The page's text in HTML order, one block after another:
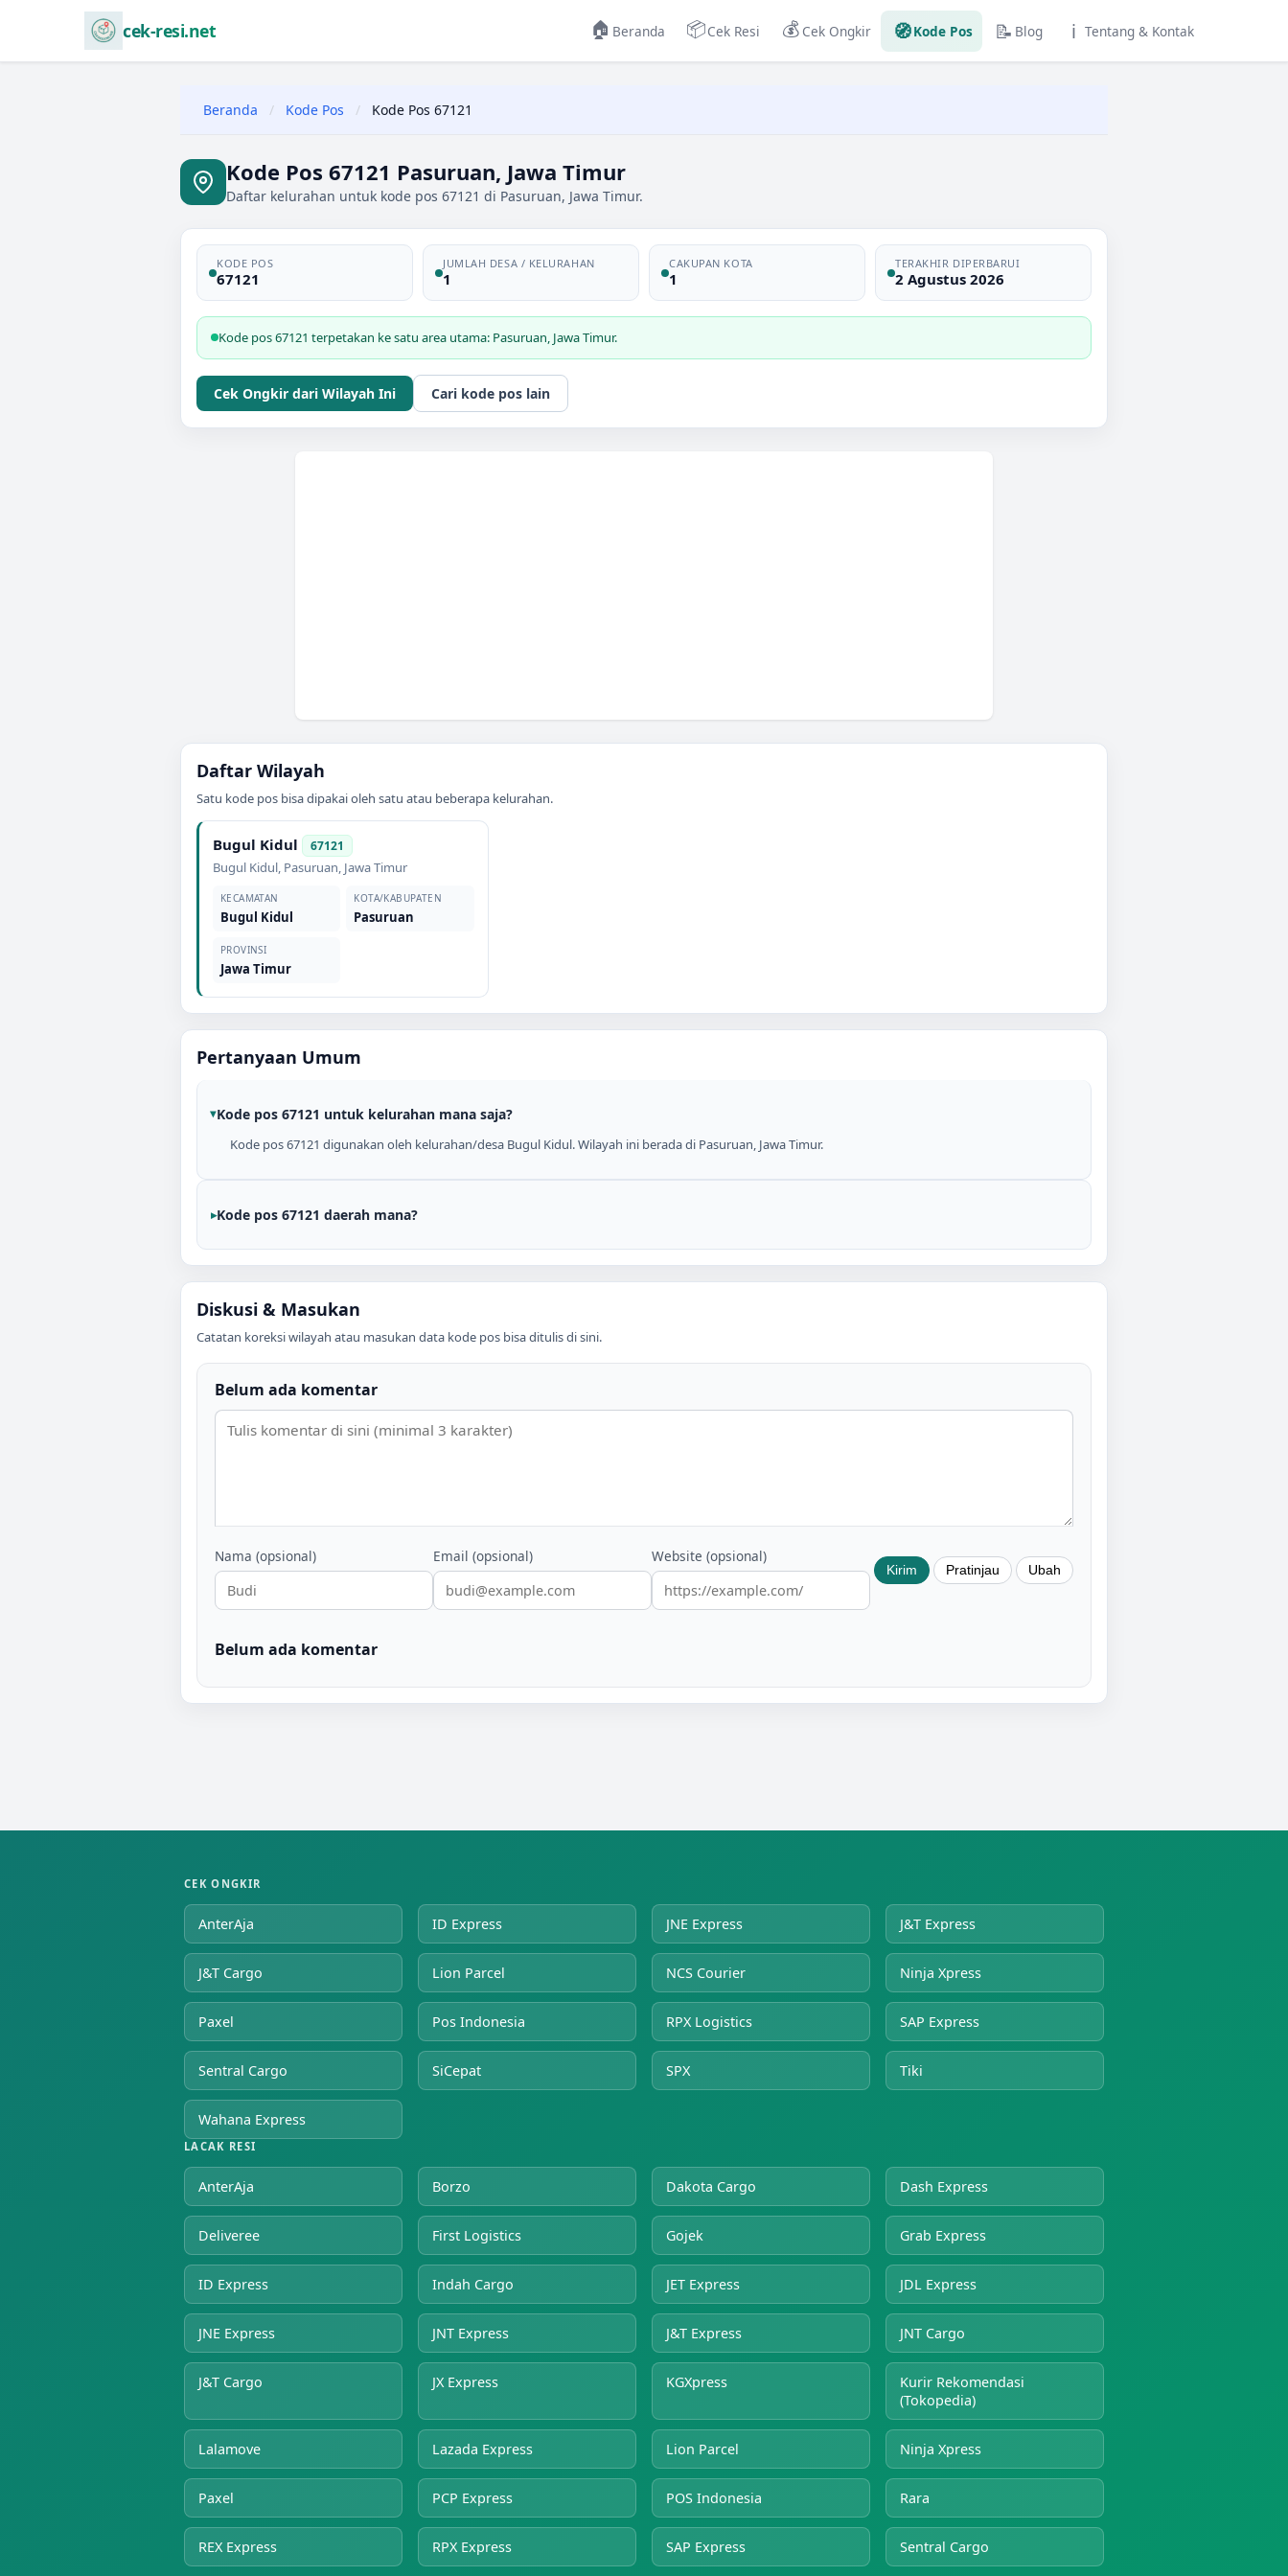
cek-resi.net 🏠 Beranda 📦Cek Resi 💰 Cek Ongkir 🧭Kode Pos 📝 Blog ℹ️ Tentang & Kontak
Beranda / Kode Pos / Kode Pos 67121
Kode Pos 67121 Pasuruan, Jawa Timur
Daftar kelurahan untuk kode pos 67121 di Pasuruan, Jawa Timur.
KODE POS
67121
JUMLAH DESA / KELURAHAN
1
CAKUPAN KOTA
1
TERAKHIR DIPERBARUI
2 Agustus 2026
Kode pos 67121 terpetakan ke satu area utama: Pasuruan, Jawa Timur.
Cek Ongkir dari Wilayah Ini Cari kode pos lain
Daftar Wilayah
Satu kode pos bisa dipakai oleh satu atau beberapa kelurahan.
Bugul Kidul 67121
Bugul Kidul, Pasuruan, Jawa Timur
KECAMATAN
Bugul Kidul
KOTA/KABUPATEN
Pasuruan
PROVINSI
Jawa Timur
Pertanyaan Umum
Kode pos 67121 untuk kelurahan mana saja?
Kode pos 67121 digunakan oleh kelurahan/desa Bugul Kidul. Wilayah ini berada di Pasuruan, Jawa Timur.
Kode pos 67121 daerah mana?
Diskusi & Masukan
Catatan koreksi wilayah atau masukan data kode pos bisa ditulis di sini.
Belum ada komentar
Nama (opsional) Email (opsional) Website (opsional)
Belum ada komentar
CEK ONGKIR
AnterAja ID Express JNE Express J&T Express
J&T Cargo Lion Parcel NCS Courier Ninja Xpress
Paxel Pos Indonesia RPX Logistics SAP Express
Sentral Cargo SiCepat SPX Tiki
Wahana Express
LACAK RESI
AnterAja Borzo Dakota Cargo Dash Express
Deliveree First Logistics Gojek Grab Express
ID Express Indah Cargo JET Express JDL Express
JNE Express JNT Express J&T Express JNT Cargo
J&T Cargo JX Express KGXpress
Kurir Rekomendasi
(Tokopedia)
Lalamove Lazada Express Lion Parcel Ninja Xpress
Paxel PCP Express POS Indonesia Rara
REX Express RPX Express SAP Express Sentral Cargo